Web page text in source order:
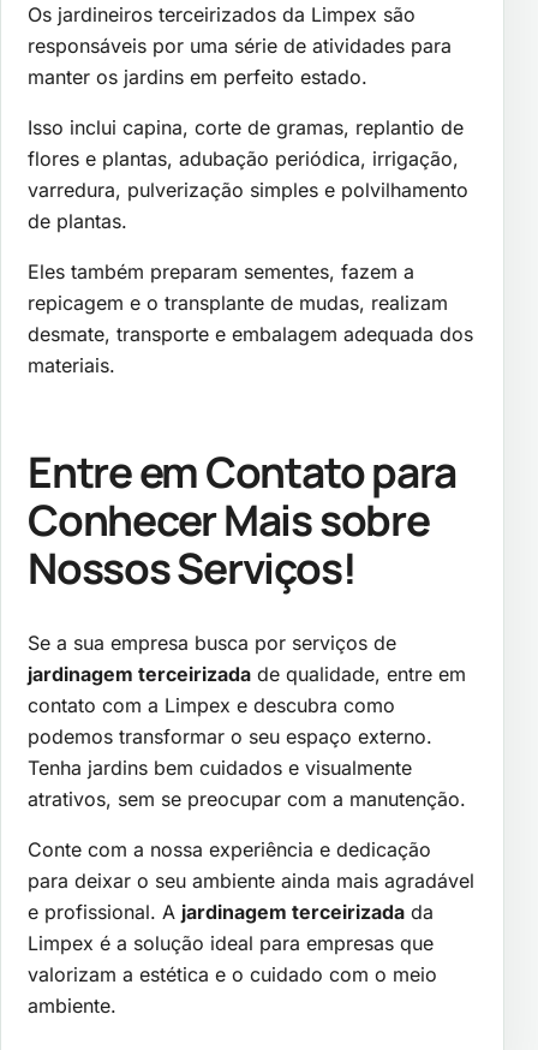
Os jardineiros terceirizados da Limpex são
responsáveis por uma série de atividades para
manter os jardins em perfeito estado.
Isso inclui capina, corte de gramas, replantio de
flores e plantas, adubação periódica, irrigação,
varredura, pulverização simples e polvilhamento
de plantas.
Eles também preparam sementes, fazem a
repicagem e o transplante de mudas, realizam
desmate, transporte e embalagem adequada dos
materiais.
Entre em Contato para
Conhecer Mais sobre
Nossos Serviços!
Se a sua empresa busca por serviços de
jardinagem terceirizada de qualidade, entre em
contato com a Limpex e descubra como
podemos transformar o seu espaço externo.
Tenha jardins bem cuidados e visualmente
atrativos, sem se preocupar com a manutenção.
Conte com a nossa experiência e dedicação
para deixar o seu ambiente ainda mais agradável
e profissional. A jardinagem terceirizada da
Limpex é a solução ideal para empresas que
valorizam a estética e o cuidado com o meio
ambiente.